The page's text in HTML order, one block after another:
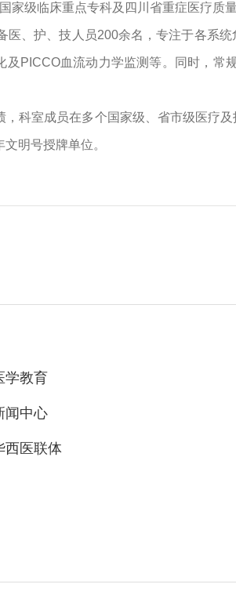
家级临床重点专科及四川省重症医疗质量
、护、技人员200余名，专注于各系
PICCO血流动力学监测等。同时，
科室成员在多个国家级、省市级医疗
明号授牌单位。
学教育
闻中心
西医联体